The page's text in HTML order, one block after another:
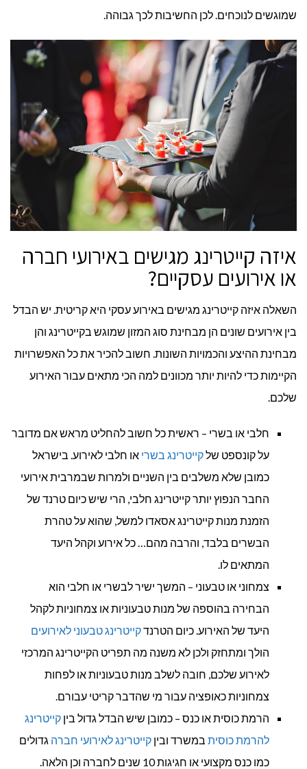
שמוגשים לנוכחים. לכן החשיבות לכך גבוהה.
איזה קייטרינג מגישים באירועי חברה
או אירועים עסקיים?
השאלה איזה קייטרינג מגישים באירוע עסקי היא קריטית. יש הבדל
בין אירועים שונים הן מבחינת סוג המזון שמוגש בקייטרינג והן
מבחינת ההיצע והכמויות השונות. חשוב להכיר את כל האפשרויות
הקיימות כדי להיות יותר מכוונים למה הכי מתאים עבור האירוע
שלכם.
חלבי או בשרי – ראשית כל חשוב להחליט מראש אם מדובר
על קונספט שלקייטרינג בשרי או חלבי לאירוע. בישראל
כמובן שלא משלבים בין השניים ולמרות שבמרבית אירועי
החבר הנפוץ יותר קייטרינג חלבי, הרי שיש כיום טרנד של
הזמנת מנות קייטרינג אסאדו למשל, שהוא על טהרת
הבשרים בלבד, והרבה מהם… כל אירוע וקהל היעד
המתאים לו.
צמחוני או טבעוני – המשך ישיר לבשרי או חלבי הוא
הבחירה בהוספה של מנות טבעוניות או צמחוניות לקהל
היעד של האירוע. כיום הטרנדקייטרינג טבעוני לאירועים
הולך ומתחזק ולכן לא משנה מה תפריט הקייטרינג המרכזי
לאירוע שלכם, חובה לשלב מנות טבעוניות או לפחות
צמחוניות כאופציה עבור מי שהדבר קריטי עבורם.
הרמת כוסית או כנס – כמובן שיש הבדל גדול בין קייטרינג
להרמת כוסית במשרד ובין קייטרינג לאירועי חברה גדולים
כמו כנס מקצועי או חגיגות 10 שנים לחברה וכן הלאה.